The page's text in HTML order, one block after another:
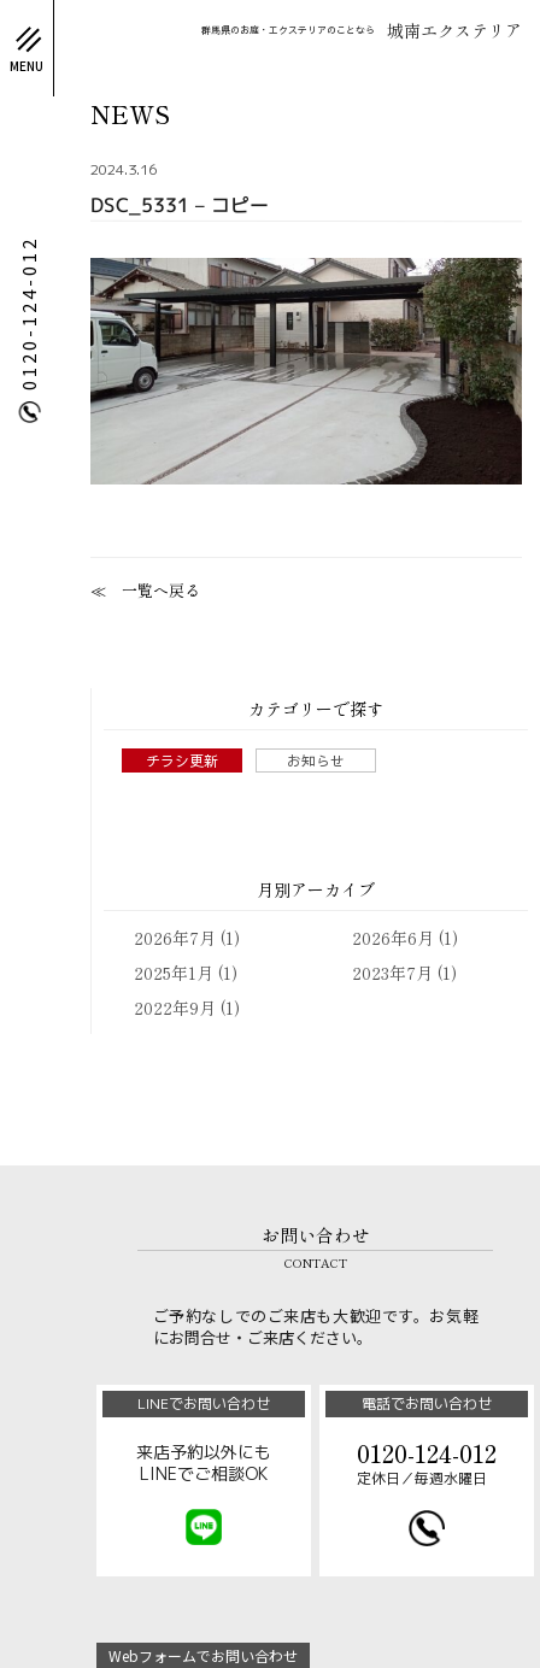
群馬県のお庭・エクステリアのことなら 城南エクステリア
MENU
0120-124-012
NEWS
2024.3.16
DSC_5331 – コピー
一覧へ戻る
カテゴリーで探す
チラシ更新 お知らせ
月別アーカイブ
2026年7月 (1) 2026年6月 (1)
2025年1月 (1) 2023年7月 (1)
2022年9月 (1)
お問い合わせ
CONTACT
ご予約なしでのご来店も大歓迎です。お気軽
にお問合せ・ご来店ください。
LINEでお問い合わせ
来店予約以外にも
LINEでご相談OK
電話でお問い合わせ
0120-124-012
定休日／毎週水曜日
Webフォームでお問い合わせ